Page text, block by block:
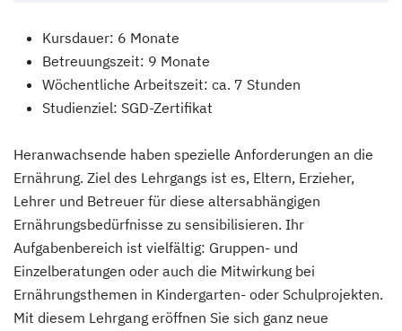
Kursdauer: 6 Monate
Betreuungszeit: 9 Monate
Wöchentliche Arbeitszeit: ca. 7 Stunden
Studienziel: SGD-Zertifikat
Heranwachsende haben spezielle Anforderungen an die
Ernährung. Ziel des Lehrgangs ist es, Eltern, Erzieher,
Lehrer und Betreuer für diese altersabhängigen
Ernährungsbedürfnisse zu sensibilisieren. Ihr
Aufgabenbereich ist vielfältig: Gruppen- und
Einzelberatungen oder auch die Mitwirkung bei
Ernährungsthemen in Kindergarten- oder Schulprojekten.
Mit diesem Lehrgang eröffnen Sie sich ganz neue